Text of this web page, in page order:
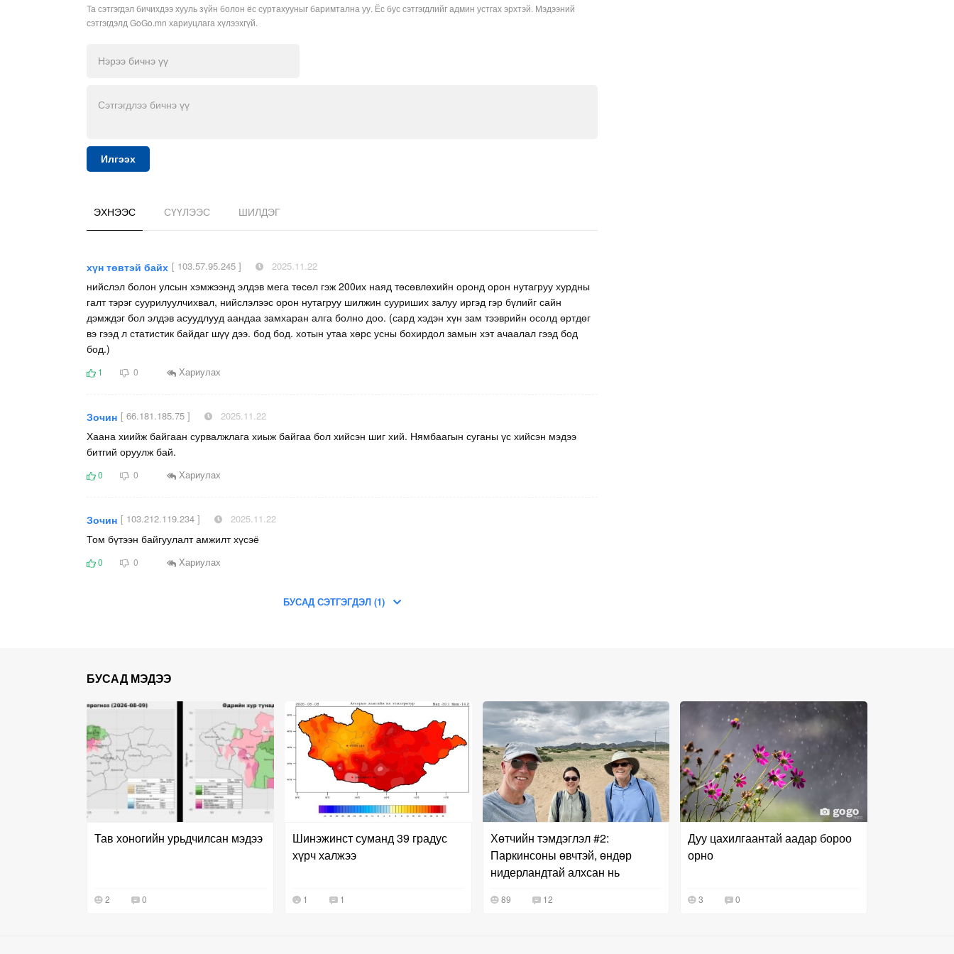
Та сэтгэгдэл бичихдээ хууль зүйн болон ёс суртахууныг баримтална уу. Ёс бус сэтгэгдлийг админ устгах эрхтэй. Мэдээний
сэтгэгдэлд GoGo.mn хариуцлага хүлээхгүй.
Илгээх
ЭХНЭЭС СҮҮЛЭЭС ШИЛДЭГ
хүн төвтэй байх [ 103.57.95.245 ] 2025.11.22
нийслэл болон улсын хэмжээнд элдэв мега төсөл гэж 200их наяд төсөвлөхийн оронд орон нутагруу хурдны
галт тэрэг суурилуулчихвал, нийслэлээс орон нутагруу шилжин сууриших залуу иргэд гэр бүлийг сайн
дэмждэг бол элдэв асуудлууд аандаа замхаран алга болно доо. (сард хэдэн хүн зам тээврийн осолд өртдөг
вэ гээд л статистик байдаг шүү дээ. бод бод. хотын утаа хөрс усны бохирдол замын хэт ачаалал гээд бод
бод.)
1 0 Хариулах
Зочин [ 66.181.185.75 ] 2025.11.22
Хаана хиийж байгаан сурвалжлага хиыж байгаа бол хийсэн шиг хий. Нямбаагын суганы үс хийсэн мэдээ
битгий оруулж бай.
0 0 Хариулах
Зочин [ 103.212.119.234 ] 2025.11.22
Том бүтээн байгуулалт амжилт хүсэё
0 0 Хариулах
БУСАД СЭТГЭГДЭЛ (1)
БУСАД МЭДЭЭ
Тав хоногийн урьдчилсан мэдээ
2 0
Шинэжинст суманд 39 градус
хүрч халжээ
1 1
Хөтчийн тэмдэглэл #2:
Паркинсоны өвчтэй, өндөр
нидерландтай алхсан нь
89 12
Дуу цахилгаантай аадар бороо
орно
3 0